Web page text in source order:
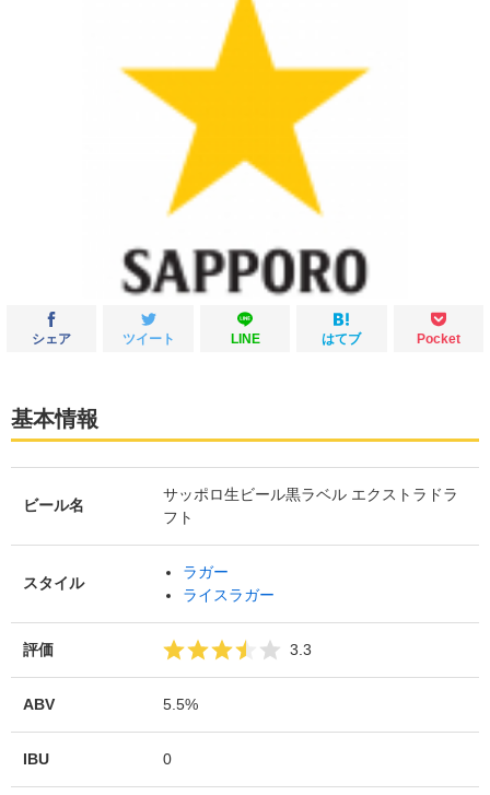
シェア ツイート LINE はてブ Pocket
基本情報
ビール名
サッポロ生ビール黒ラベル エクストラドラ
フト
スタイル
ラガー
ライスラガー
評価 3.3
ABV 5.5%
IBU 0